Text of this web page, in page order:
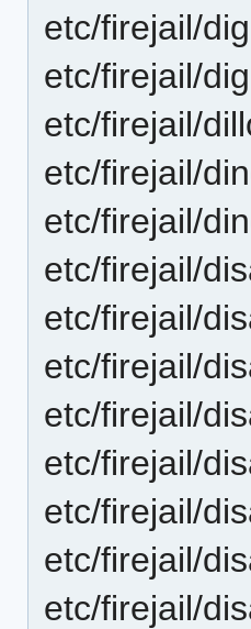
etc/firejail/
etc/firejail/
etc/firejail/
etc/firejail/
etc/firejail/
etc/firejail/
etc/firejail/
etc/firejail/
etc/firejail/
etc/firejail/
etc/firejail/
etc/firejail/
etc/firejail/